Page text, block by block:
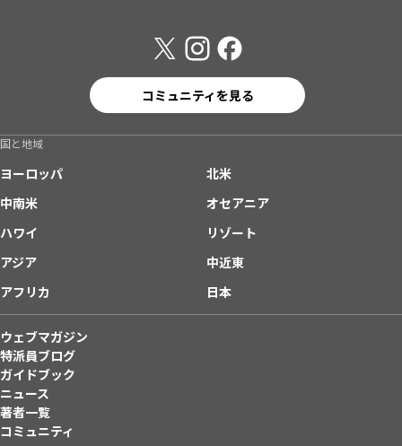
コミュニティを見る
国と地域
ヨーロッパ
北米
中南米
オセアニア
ハワイ
リゾート
アジア
中近東
アフリカ
日本
ウェブマガジン
特派員ブログ
ガイドブック
ニュース
著者一覧
コミュニティ